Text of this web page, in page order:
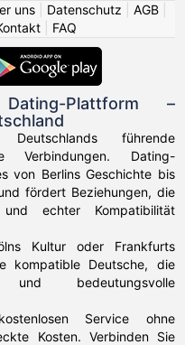
uns Datenschutz AGB
FAQ
Plattform –
führende
Verbindungen. Dating-
von Berlins Geschichte bis
fördert Beziehungen, die
echter Kompatibilität
Kultur oder Frankfurts
kompatible Deutsche, die
und bedeutungsvolle
Service ohne
Kosten. Verbinden Sie